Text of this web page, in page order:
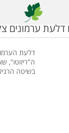
דלעת ערמונים
דלעת
ה"ריזוטו",
בשיטה